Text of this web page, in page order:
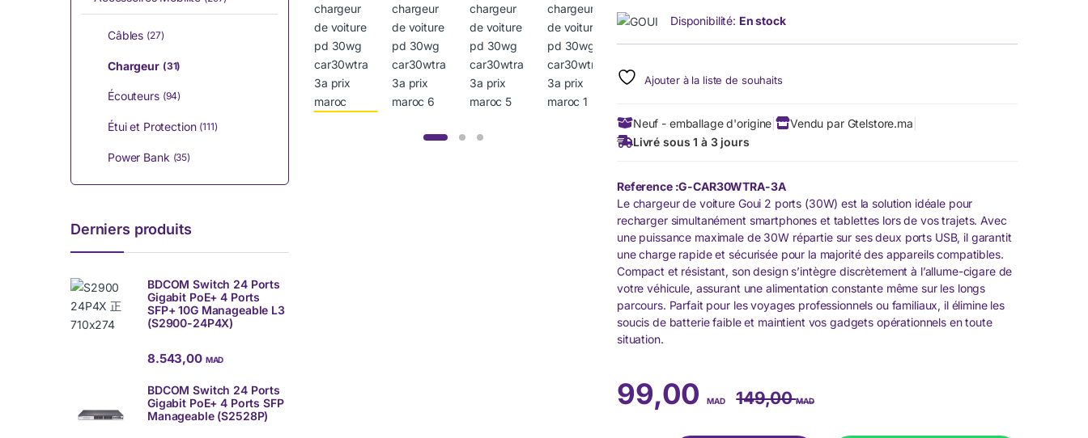
Disponibilité: En stock
Ajouter à la liste de souhaits
Neuf - emballage d'origine | Vendu par Gtelstore.ma
Livré sous 1 à 3 jours
Reference :G-CAR30WTRA-3A
Le chargeur de voiture Goui 2 ports (30W) est la solution idéale pour
recharger simultanément smartphones et tablettes lors de vos trajets. Avec
une puissance maximale de 30W répartie sur ses deux ports USB, il garantit
une charge rapide et sécurisée pour la majorité des appareils compatibles.
Compact et résistant, son design s’intègre discrètement à l’allume-cigare de
votre véhicule, assurant une alimentation constante même sur les longs
parcours. Parfait pour les voyages professionnels ou familiaux, il élimine les
soucis de batterie faible et maintient vos gadgets opérationnels en toute
situation.
99,00MAD 149,00MAD
Câbles (27)
Chargeur (31)
Écouteurs (94)
Étui et Protection (111)
Power Bank (35)
Derniers produits
BDCOM Switch 24 Ports
Gigabit PoE+ 4 Ports
SFP+ 10G Manageable L3
(S2900-24P4X)
8.543,00 MAD
BDCOM Switch 24 Ports
Gigabit PoE+ 4 Ports SFP
Manageable (S2528P)